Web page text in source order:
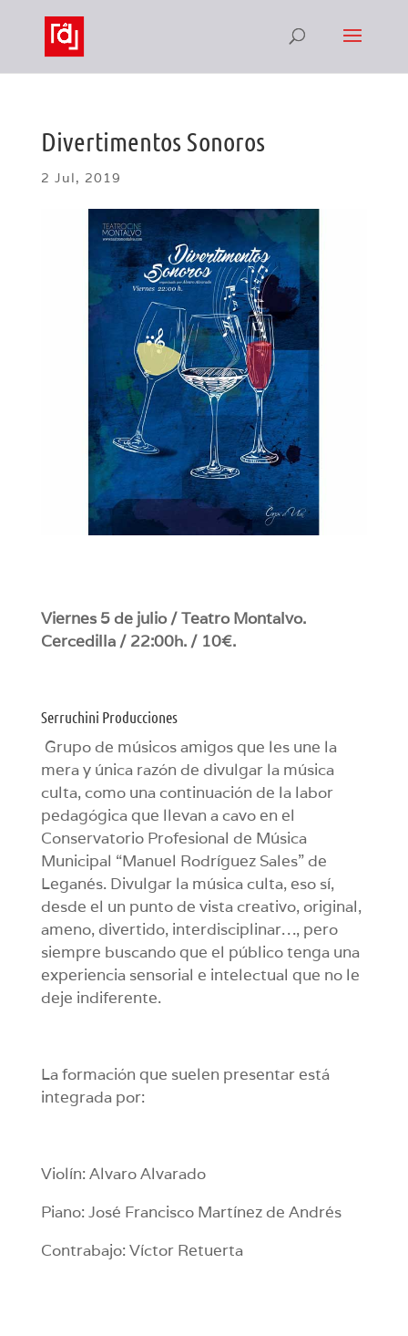
Divertimentos Sonoros
2 Jul, 2019
Viernes 5 de julio / Teatro Montalvo.
Cercedilla / 22:00h. / 10€.
Serruchini Producciones
Grupo de músicos amigos que les une la
mera y única razón de divulgar la música
culta, como una continuación de la labor
pedagógica que llevan a cavo en el
Conservatorio Profesional de Música
Municipal “Manuel Rodríguez Sales” de
Leganés. Divulgar la música culta, eso sí,
desde el un punto de vista creativo, original,
ameno, divertido, interdisciplinar…, pero
siempre buscando que el público tenga una
experiencia sensorial e intelectual que no le
deje indiferente.
La formación que suelen presentar está
integrada por:
Violín: Alvaro Alvarado
Piano: José Francisco Martínez de Andrés
Contrabajo: Víctor Retuerta